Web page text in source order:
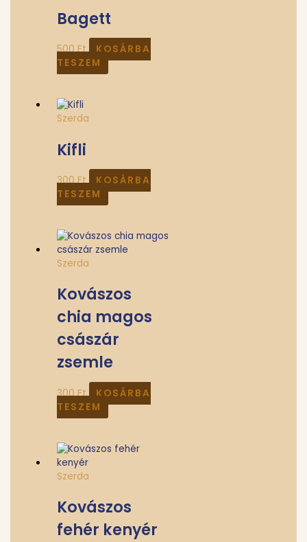
Bagett
500Ft
KOSÁRBA
TESZEM
Szerda
Kifli
300Ft
KOSÁRBA
TESZEM
Szerda
Kovászos
chia magos
császár
zsemle
300Ft
KOSÁRBA
TESZEM
Szerda
Kovászos
fehér kenyér